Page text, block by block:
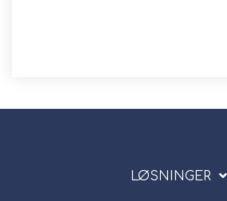
LØSNINGER